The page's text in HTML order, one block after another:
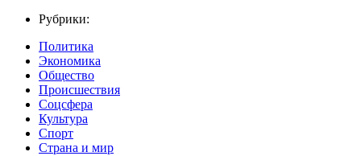
Рубрики:
Политика
Экономика
Общество
Происшествия
Соцсфера
Культура
Спорт
Страна и мир